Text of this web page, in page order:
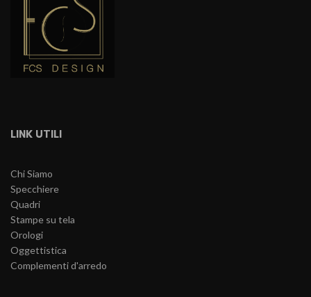
LINK UTILI
Chi Siamo
Specchiere
Quadri
Stampe su tela
Orologi
Oggettistica
Complementi d'arredo